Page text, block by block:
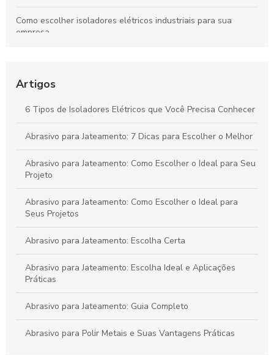
Como escolher isoladores elétricos industriais para sua
empresa
e Segurança
Cadinho Porcelana: O Guia Completo para Escolher e Usar
Artigos
6 Tipos de Isoladores Elétricos que Você Precisa Conhecer
Abrasivo para Jateamento: 7 Dicas para Escolher o Melhor
Abrasivo para Jateamento: Como Escolher o Ideal para Seu
Projeto
Abrasivo para Jateamento: Como Escolher o Ideal para
Seus Projetos
Abrasivo para Jateamento: Escolha Certa
Abrasivo para Jateamento: Escolha Ideal e Aplicações
Práticas
Abrasivo para Jateamento: Guia Completo
Abrasivo para Polir Metais e Suas Vantagens Práticas